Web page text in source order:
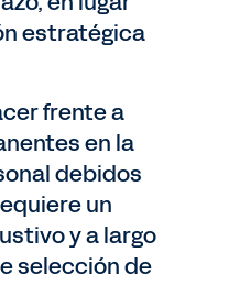
estratégica
frente a
en la
debidos
un
y a largo
selección de